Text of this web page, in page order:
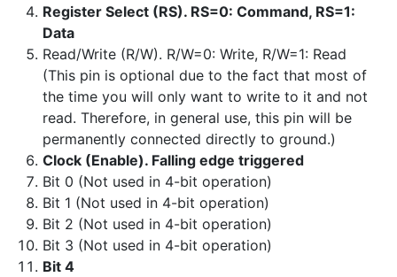
Register Select (RS). RS=0: Command, RS=1:
Data
Read/Write (R/W). R/W=0: Write, R/W=1: Read
(This pin is optional due to the fact that most of
the time you will only want to write to it and not
read. Therefore, in general use, this pin will be
permanently connected directly to ground.)
Clock (Enable). Falling edge triggered
Bit 0 (Not used in 4-bit operation)
Bit 1 (Not used in 4-bit operation)
Bit 2 (Not used in 4-bit operation)
Bit 3 (Not used in 4-bit operation)
Bit 4